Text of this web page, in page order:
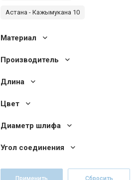
Астана - Кажымукана 10
Материал
Производитель
Длина
Цвет
Диаметр шлифа
Угол соединения